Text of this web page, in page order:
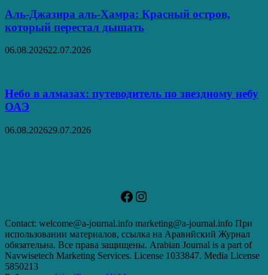
Аль‑Джазира аль‑Хамра: Красный остров,
который перестал дышать
06.08.202622.07.2026
Небо в алмазах: путеводитель по звездному небу
ОАЭ
06.08.202629.07.2026
Facebook
Instagram
Contact: welcome@a-journal.info marketing@a-journal.info При
использовании материалов, ссылка на Аравийский Журнал
обязательна. Все права защищены. Arabian Journal is a part of
Navwisetech Marketing Services. License 1033847. Media License
5850213